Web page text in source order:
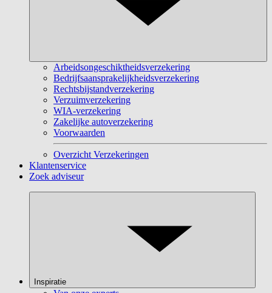
Arbeidsongeschiktheidsverzekering
Bedrijfsaansprakelijkheidsverzekering
Rechtsbijstandverzekering
Verzuimverzekering
WIA-verzekering
Zakelijke autoverzekering
Voorwaarden
Overzicht Verzekeringen
Klantenservice
Zoek adviseur
Inspiratie